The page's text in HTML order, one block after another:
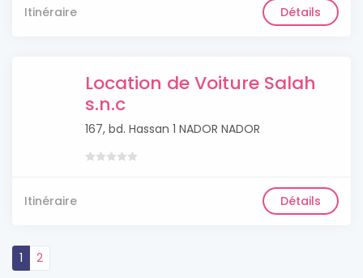
Itinéraire Détails
Location de Voiture Salah
s.n.c
167, bd. Hassan 1 NADOR NADOR
Itinéraire Détails
1 2